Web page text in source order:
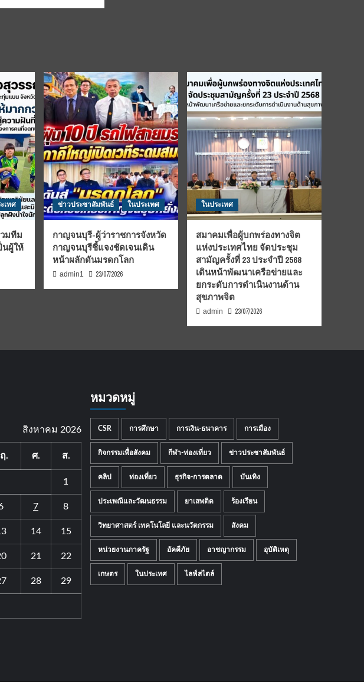
เทศ
มทีม
นผู้ให้
ข่าวประชาสัมพันธ์ ในประเทศ
กาญจนบุรี-ผู้ว่าราชการจังหวัด
กาญจนบุรีชี้แจงชัดเจนเดิน
หน้าผลักดันมรดกโลก
admin1 23/07/2026
ในประเทศ
สมาคมเพื่อผู้บกพร่องทางจิต
แห่งประเทศไทย จัดประชุม
สามัญครั้งที่ 23 ประจำปี 2568
เดินหน้าพัฒนาเครือข่ายและ
ยกระดับการดำเนินงานด้าน
สุขภาพจิต
admin 23/07/2026
สิงหาคม 2026
. ศ. ส.
1
7 8
14 15
21 22
28 29
หมวดหมู่
CSR การศึกษา การเงิน-ธนาคาร การเมือง
กิจกรรมเพื่อสังคม กีฬา-ท่องเที่ยว ข่าวประชาสัมพันธ์
คลิป ท่องเที่ยว ธุรกิจ-การตลาด บันเทิง
ประเพณีและวัฒนธรรม ยาเสพติด ร้องเรียน
วิทยาศาสตร์ เทคโนโลยี และนวัตกรรม สังคม
หน่วยงานภาครัฐ อัคคีภัย อาชญากรรม อุบัติเหตุ
เกษตร ในประเทศ ไลฟ์สไตล์